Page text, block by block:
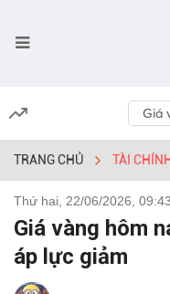
Giá
TRANG CHỦ TÀI
Thứ hai, 22/06/2026,
Giá vàng hôm
áp lực giảm